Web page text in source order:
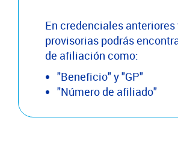
En credenciales
provisorias podrás
de afiliación como:
"Beneficio" y "GP"
"Número de afiliado"